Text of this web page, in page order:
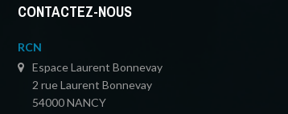
CONTACTEZ-NOUS
RCN
Espace Laurent Bonnevay
2 rue Laurent Bonnevay
54000 NANCY